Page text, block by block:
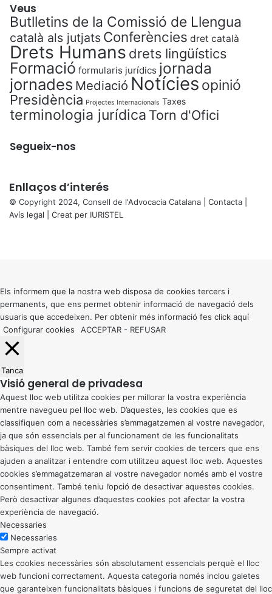
Veus
Butlletins de la Comissió de Llengua
català als jutjats Conferències dret català
Drets Humans drets lingüístics
Formació formularis jurídics jornada
jornades Mediació Notícies opinió
Presidència Projectes Internacionals Taxes
terminologia jurídica Torn d'Ofici
Segueix-nos
Enllaços d’interés
© Copyright 2024, Consell de l'Advocacia Catalana | Contacta
Avís legal | Creat per IURISTEL
button
Els informem que la nostra web disposa de cookies tercers i
permanents, que ens permet obtenir informació de navegació dels
usuaris que accedeixen. Per obtenir més informació fes click aquí
Configurar cookies
ACCEPTAR - REFUSAR
Tanca
Visió general de privadesa
Aquest lloc web utilitza cookies per millorar la vostra experiència
mentre navegueu pel lloc web. D’aquestes, les cookies que es
classifiquen com a necessàries s’emmagatzemen al vostre navegador,
ja que són essencials per al funcionament de les funcionalitats
bàsiques del lloc web. També fem servir cookies de tercers que ens
ajuden a analitzar i entendre com utilitzeu aquest lloc web. Aquestes
cookies s’emmagatzemaran al vostre navegador només amb el vostre
consentiment. També teniu l’opció de desactivar aquestes cookies.
Però desactivar algunes d’aquestes cookies pot afectar la vostra
experiència de navegació.
Necessaries
Necessaries
Sempre activat
Les cookies necessàries són absolutament essencials perquè el lloc
web funcioni correctament. Aquesta categoria només inclou galetes
que garanteixen funcionalitats bàsiques i funcions de seguretat del lloc